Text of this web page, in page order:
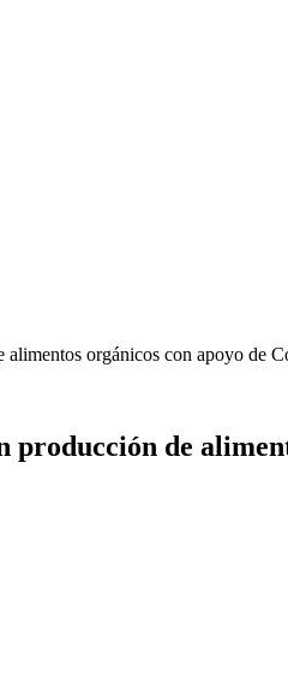
orgánicos con apoyo de
de